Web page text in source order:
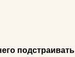
подстраивать